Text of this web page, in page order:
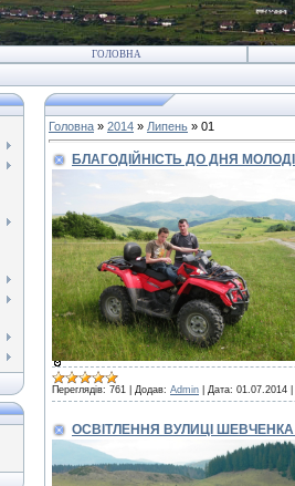
ГОЛОВНА
Головна » 2014 » Липень » 01
БЛАГОДІЙНІСТЬ ДО ДНЯ МОЛОДІ
Переглядів: 761 Додав: Admin Дата: 01.07.2014
ОСВІТЛЕННЯ ВУЛИЦІ ШЕВЧЕНКА